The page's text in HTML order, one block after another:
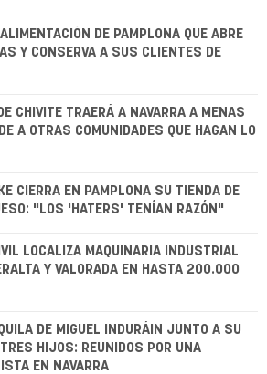
DE PAMPLONA QUE ABRE
Y CONSERVA A SUS CLIENTES DE
CHIVITE TRAERÁ A NAVARRA A MENAS
A OTRAS COMUNIDADES QUE HAGAN LO
CIERRA EN PAMPLONA SU TIENDA DE
"LOS 'HATERS' TENÍAN RAZÓN"
LOCALIZA MAQUINARIA INDUSTRIAL
Y VALORADA EN HASTA 200.000
DE MIGUEL INDURÁIN JUNTO A SU
HIJOS: REUNIDOS POR UNA
EN NAVARRA